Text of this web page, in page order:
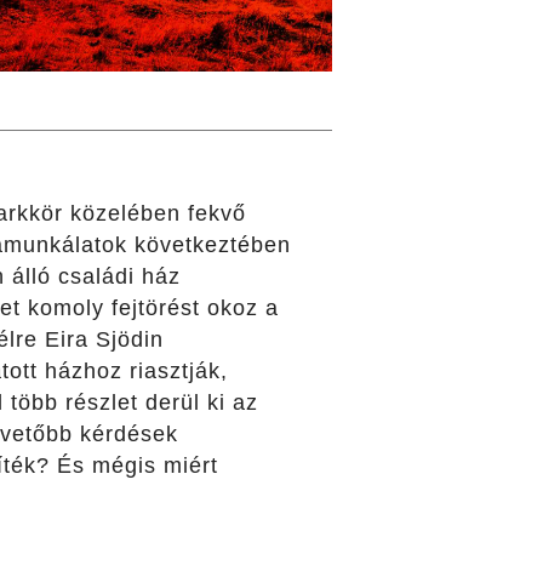
közelében fekvő
következtében
álló családi ház
komoly fejtörést okoz a
Eira Sjödin
házhoz riasztják,
több részlet derül ki az
kérdések
És mégis miért